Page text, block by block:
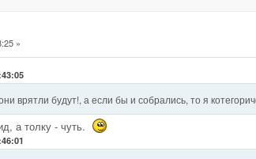
»
врятли будут!, а если бы и собрались, то я
а толку - чуть.